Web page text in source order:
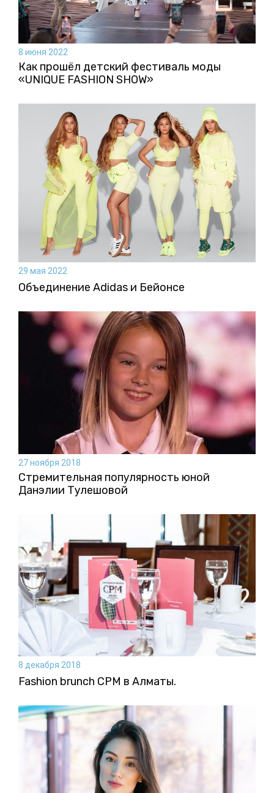
8 июня 2022
Как прошёл детский фестиваль моды
«UNIQUE FASHION SHOW»
29 мая 2022
Объединение Adidas и Бейонсе
27 ноября 2018
Стремительная популярность юной
Данэлии Тулешовой
8 декабря 2018
Fashion brunch CPM в Алматы.